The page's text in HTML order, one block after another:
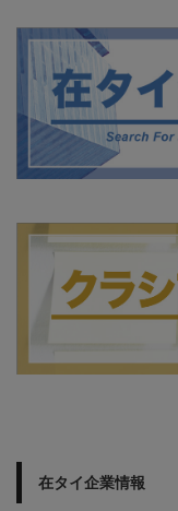
在タイ企業情報